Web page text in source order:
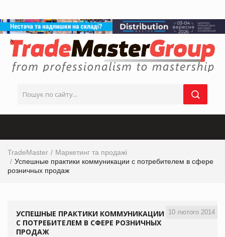
TradeMaster
Маркетинг та продажі
Успешные практики коммуникации с потребителем в сфере
розничных продаж
10 лютого 2014
УСПЕШНЫЕ ПРАКТИКИ КОММУНИКАЦИИ
С ПОТРЕБИТЕЛЕМ В СФЕРЕ РОЗНИЧНЫХ
ПРОДАЖ